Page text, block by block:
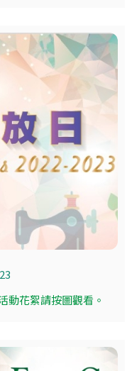
動花絮請按圖觀看。